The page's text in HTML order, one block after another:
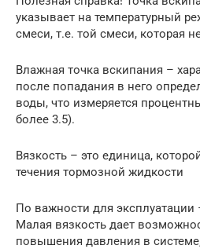
указывает на температурный
смеси, т.е. той смеси, которая
Влажная точка вскипания –
после попадания в него
воды, что измеряется
более 3.5).
Вязкость – это единица,
течения тормозной жидкости
По важности для эксплуатации
Малая вязкость дает
повышения давления в